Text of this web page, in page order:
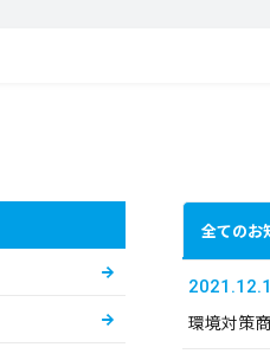
全てのお
環境対策